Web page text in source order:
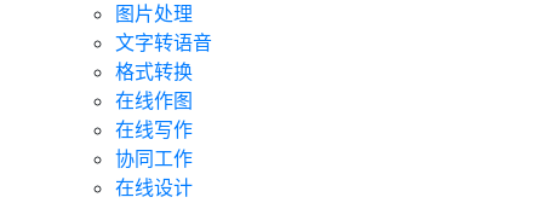
图片处理
文字转语音
格式转换
在线作图
在线写作
协同工作
在线设计